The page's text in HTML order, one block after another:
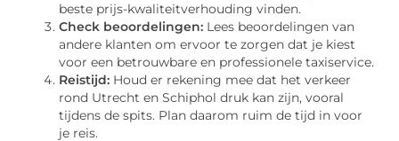
beste prijs-kwaliteitverhouding vinden.
Check beoordelingen: Lees beoordelingen van
andere klanten om ervoor te zorgen dat je kiest
voor een betrouwbare en professionele taxiservice.
Reistijd: Houd er rekening mee dat het verkeer
rond Utrecht en Schiphol druk kan zijn, vooral
tijdens de spits. Plan daarom ruim de tijd in voor
je reis.